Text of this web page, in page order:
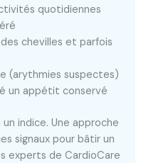
quotidiennes
chevilles et parfois
(arythmies suspectes)
un appétit conservé
indice. Une approche
signaux pour bâtir un
experts de CardioCare